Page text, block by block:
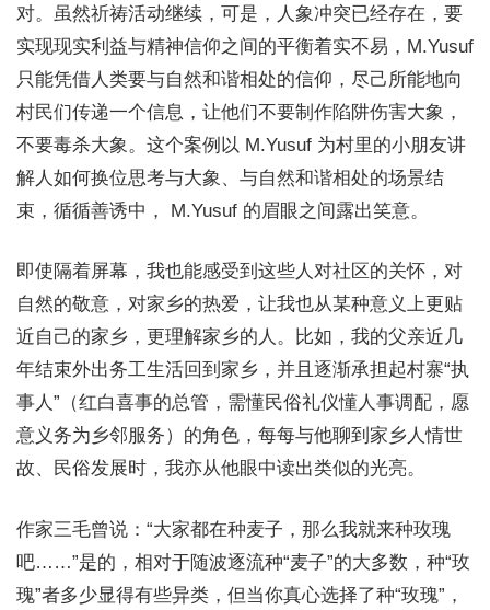
对。虽然祈祷活动继续，可是，人象冲突已经存在，要
实现现实利益与精神信仰之间的平衡着实不易，M.Yusuf
只能凭借人类要与自然和谐相处的信仰，尽己所能地向
村民们传递一个信息，让他们不要制作陷阱伤害大象，
不要毒杀大象。这个案例以 M.Yusuf 为村里的小朋友讲
解人如何换位思考与大象、与自然和谐相处的场景结
束，循循善诱中， M.Yusuf 的眉眼之间露出笑意。
即使隔着屏幕，我也能感受到这些人对社区的关怀，对
自然的敬意，对家乡的热爱，让我也从某种意义上更贴
近自己的家乡，更理解家乡的人。比如，我的父亲近几
年结束外出务工生活回到家乡，并且逐渐承担起村寨“执
事人”（红白喜事的总管，需懂民俗礼仪懂人事调配，愿
意义务为乡邻服务）的角色，每每与他聊到家乡人情世
故、民俗发展时，我亦从他眼中读出类似的光亮。
作家三毛曾说：“大家都在种麦子，那么我就来种玫瑰
吧……”是的，相对于随波逐流种“麦子”的大多数，种“玫
瑰”者多少显得有些异类，但当你真心选择了种“玫瑰”，